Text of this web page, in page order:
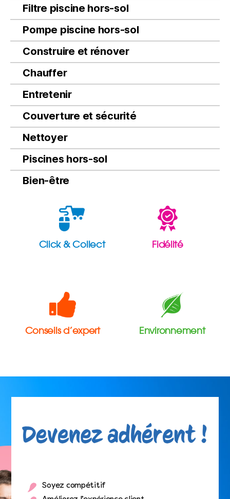
Filtre piscine hors-sol
Pompe piscine hors-sol
Construire et rénover
Chauffer
Entretenir
Couverture et sécurité
Nettoyer
Piscines hors-sol
Bien-être
Click & Collect
Conseils d’expert
Fidélité
Environnement
Soyez compétitif